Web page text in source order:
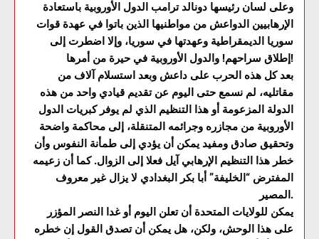
وعلى لسان رئيسها دونالد ترامب الدول الأوروبية باستعادة
الإرهابيين الدواعش من مواطنيها الذين باتوا في عهدة قوات
سوريا الديمقراطية وعهدتها في سوريا، وإلا اضطرت إلى
إطلاق سراحهم! والدول الأوروبية في حيرة من أمرها!
بعد كل هذه الحرب على داعش وبعد استسلام آلاف من
مقاتليه، لم نسمع حتى اليوم عن تقديم قيادي واحد من هذه
الدولة المزعومة أو هذا التنظيم الذي لم يوفر كبريات الدول
الأوروبية من مجازره وجرائمه المتنقلة، إلى محاكمة واضحة
وتحقيق صادق ومفيد يمكن أن يؤدي إلى طمأنة النفوس وأن
خطر هذا التنظيم الإرهابي آيل فعلا إلى الزوال. كما أن زعيمه
المفترض “الخليفة” أبا بكر البغدادي لا يزال غير معروف
المصير.
يمكن للولايات المتحدة أن تعلن اليوم أو غدا النصر المؤزر
على هذا الوحش، ولكن، هل يمكن أن تصدق القول إن خطره